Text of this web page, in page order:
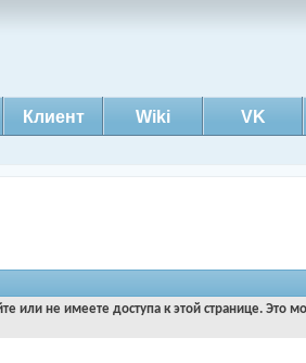
Клиент Wiki VK
или не имеете доступа к этой странице. Это